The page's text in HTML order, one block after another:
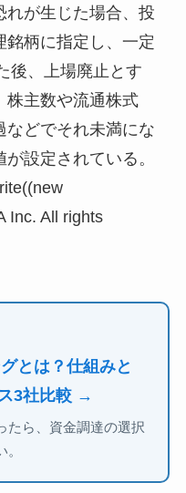
れが生じた場合、投
銘柄に指定し、一定
後、上場廃止とす
株主数や流通株式
などでそれ未満にな
設定されている。
Inc. All rights
とは？仕組みと
3社比較 →
たら、資金調達の選択